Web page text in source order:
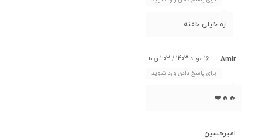
اره خیلی خفنه
Amir
16 مرداد 1403 / 1:03 ق.ظ
برای پاسخ دادن وارد شوید
🔥🔥❤️
امیرحسین